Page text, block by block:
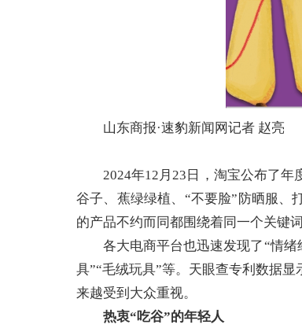
山东商报·速豹新闻网记者 赵亮
2024年12月23日，淘宝公布了年
谷子、蕉绿绿植、“不要脸”防晒服、
的产品不约而同都围绕着同一个关键
各大电商平台也迅速发现了“情
具”“毛绒玩具”等。天眼查专利数据
来越受到大众重视。
热衷“吃谷”的年轻人